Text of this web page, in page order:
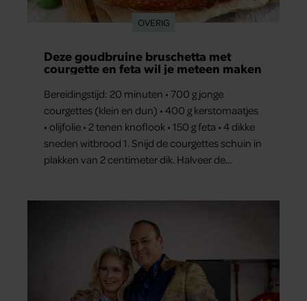
OVERIG
Deze goudbruine bruschetta met
courgette en feta wil je meteen maken
Bereidingstijd: 20 minuten • 700 g jonge
courgettes (klein en dun) • 400 g kerstomaatjes
• olijfolie • 2 tenen knoflook • 150 g feta • 4 dikke
sneden witbrood 1. Snijd de courgettes schuin in
plakken van 2 centimeter dik. Halveer de